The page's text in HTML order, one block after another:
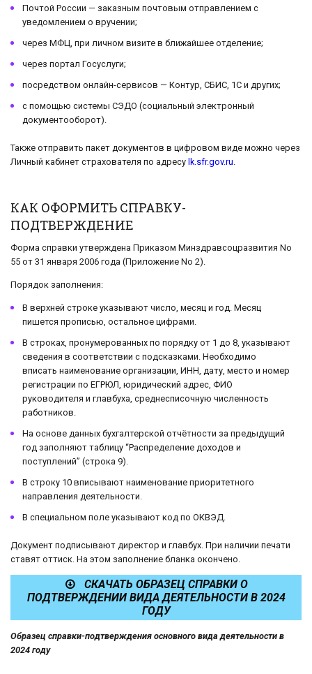
Почтой России — заказным почтовым отправлением с
уведомлением о вручении;
через МФЦ, при личном визите в ближайшее отделение;
через портал Госуслуги;
посредством онлайн-сервисов — Контур, СБИС, 1С и других;
с помощью системы СЭДО (социальный электронный
документооборот).
Также отправить пакет документов в цифровом виде можно через
Личный кабинет страхователя по адресу lk.sfr.gov.ru.
КАК ОФОРМИТЬ СПРАВКУ-
ПОДТВЕРЖДЕНИЕ
Форма справки утверждена Приказом Минздравсоцразвития No
55 от 31 января 2006 года (Приложение No 2).
Порядок заполнения:
В верхней строке указывают число, месяц и год. Месяц
пишется прописью, остальное цифрами.
В строках, пронумерованных по порядку от 1 до 8, указывают
сведения в соответствии с подсказками. Необходимо
вписать наименование организации, ИНН, дату, место и номер
регистрации по ЕГРЮЛ, юридический адрес, ФИО
руководителя и главбуха, среднесписочную численность
работников.
На основе данных бухгалтерской отчётности за предыдущий
год заполняют таблицу “Распределение доходов и
поступлений” (строка 9).
В строку 10 вписывают наименование приоритетного
направления деятельности.
В специальном поле указывают код по ОКВЭД.
Документ подписывают директор и главбух. При наличии печати
ставят оттиск. На этом заполнение бланка окончено.
СКАЧАТЬ ОБРАЗЕЦ СПРАВКИ О
ПОДТВЕРЖДЕНИИ ВИДА ДЕЯТЕЛЬНОСТИ В 2024
ГОДУ
Образец справки-подтверждения основного вида деятельности в
2024 году